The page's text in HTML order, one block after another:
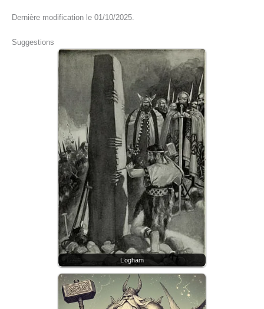
Dernière modification le 01/10/2025.
Suggestions
L’ogham